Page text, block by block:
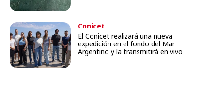
Conicet
El Conicet realizará una nueva
expedición en el fondo del Mar
Argentino y la transmitirá en vivo